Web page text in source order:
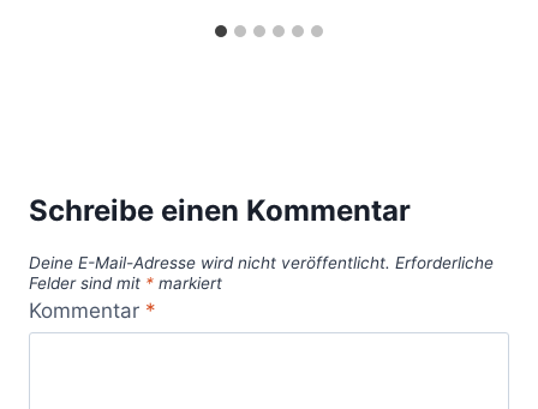
Schreibe einen Kommentar
Deine E-Mail-Adresse wird nicht veröffentlicht. Erforderliche
Felder sind mit * markiert
Kommentar *